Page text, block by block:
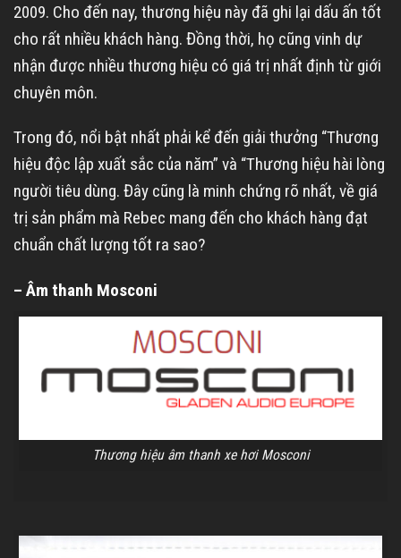
2009. Cho đến nay, thương hiệu này đã ghi lại dấu ấn tốt
cho rất nhiều khách hàng. Đồng thời, họ cũng vinh dự
nhận được nhiều thương hiệu có giá trị nhất định từ giới
chuyên môn.
Trong đó, nổi bật nhất phải kể đến giải thưởng “Thương
hiệu độc lập xuất sắc của năm” và “Thương hiệu hài lòng
người tiêu dùng. Đây cũng là minh chứng rõ nhất, về giá
trị sản phẩm mà Rebec mang đến cho khách hàng đạt
chuẩn chất lượng tốt ra sao?
– Âm thanh Mosconi
Thương hiệu âm thanh xe hơi Mosconi